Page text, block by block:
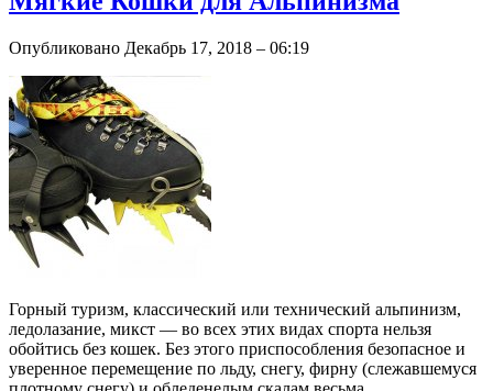
Опубликовано Декабрь 17, 2018 – 06:19
Горный туризм, классический или технический альпинизм,
ледолазание, микст — во всех этих видах спорта нельзя
обойтись без кошек. Без этого приспособления безопасное и
уверенное перемещение по льду, снегу, фирну (слежавшемуся